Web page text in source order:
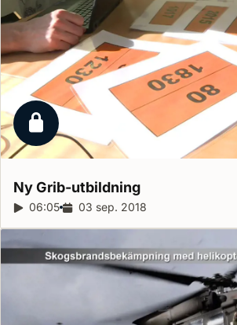
Låst reportage
NyGrib-utbildning
Reportagelängd:
06:05 Releasedatum:
03 sep. 2018